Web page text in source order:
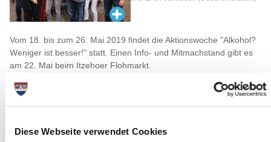
Diese Webseite verwendet Cookies
Vom 18. bis zum 26. Mai 2019 findet die Aktionswoche "Alkohol?
Weniger ist besser!" statt. Einen Info- und Mitmachstand gibt es
am 22. Mai beim Itzehoer Flohmarkt.
zu viel Alkohol – und riskieren Organschäden bis hin zu Krebs.
durch Alkohol. Ihre Botschaft: Alkohol? Weniger ist besser!